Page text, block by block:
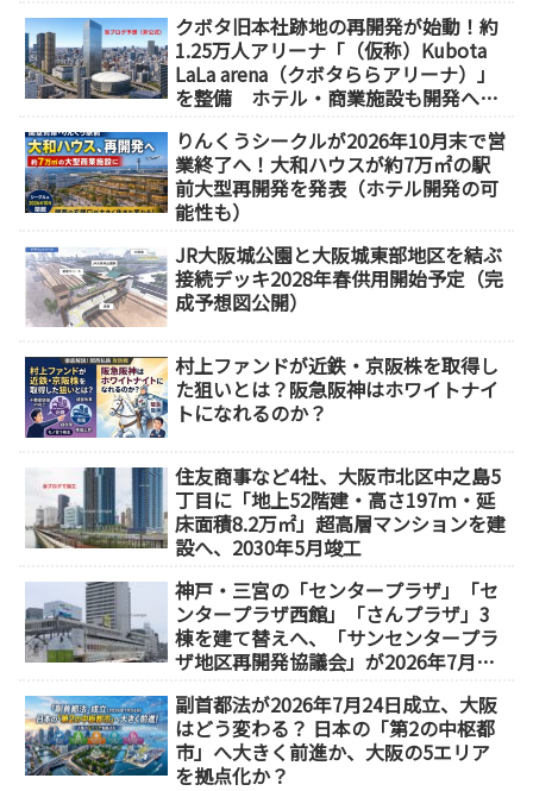
クボタ旧本社跡地の再開発が始動！約
1.25万人アリーナ「（仮称）Kubota
LaLa arena（クボタららアリーナ）」
を整備 ホテル・商業施設も開発へ
りんくうシークルが2026年10月末で営
業終了へ！大和ハウスが約7万㎡の駅
前大型再開発を発表（ホテル開発の可
能性も）
JR大阪城公園と大阪城東部地区を結ぶ
接続デッキ2028年春供用開始予定（完
成予想図公開）
村上ファンドが近鉄・京阪株を取得し
た狙いとは？阪急阪神はホワイトナイ
トになれるのか？
住友商事など4社、大阪市北区中之島5
丁目に「地上52階建・高さ197ｍ・延
床面積8.2万㎡」超高層マンションを建
設へ、2030年5月竣工
神戸・三宮の「センタープラザ」「セ
ンタープラザ西館」「さんプラザ」3
棟を建て替えへ、「サンセンタープラ
ザ地区再開発協議会」が2026年7月発
副首都法が2026年7月24日成立、大阪
はどう変わる？ 日本の「第2の中枢都
市」へ大きく前進か、大阪の5エリア
を拠点化か？